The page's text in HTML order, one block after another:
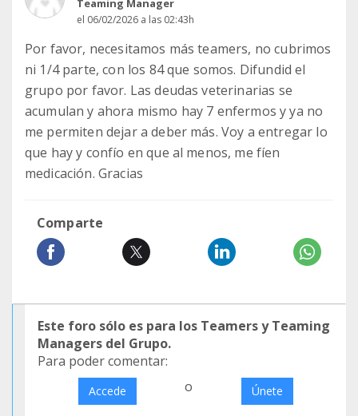
Teaming Manager
el 06/02/2026 a las 02:43h
Por favor, necesitamos más teamers, no cubrimos
ni 1/4 parte, con los 84 que somos. Difundid el
grupo por favor. Las deudas veterinarias se
acumulan y ahora mismo hay 7 enfermos y ya no
me permiten dejar a deber más. Voy a entregar lo
que hay y confío en que al menos, me fíen
medicación. Gracias
Comparte
Este foro sólo es para los Teamers y Teaming
Managers del Grupo.
Para poder comentar:
Accede o Únete